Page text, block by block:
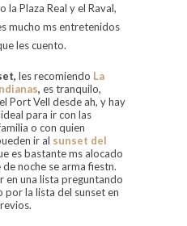
Plaza Real y el Raval,
mucho ms entretenidos
les cuento.
, les recomiendo La
, es tranquilo,
Port Vell desde ah, y hay
para ir con las
o con quien
ir al sunset del
es bastante ms alocado
noche se arma fiestn.
en una lista preguntando
por la lista del sunset en